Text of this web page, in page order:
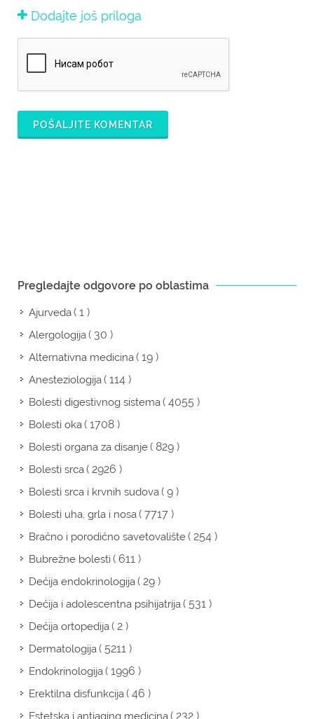
Dodajte još priloga
POŠALJITE KOMENTAR
Pregledajte odgovore po oblastima
Ajurveda( 1 )
Alergologija( 30 )
Alternativna medicina( 19 )
Anesteziologija( 114 )
Bolesti digestivnog sistema( 4055 )
Bolesti oka( 1708 )
Bolesti organa za disanje( 829 )
Bolesti srca( 2926 )
Bolesti srca i krvnih sudova( 9 )
Bolesti uha, grla i nosa( 7717 )
Bračno i porodično savetovalište( 254 )
Bubrežne bolesti( 611 )
Dečija endokrinologija( 29 )
Dečija i adolescentna psihijatrija( 531 )
Dečija ortopedija( 2 )
Dermatologija( 5211 )
Endokrinologija( 1996 )
Erektilna disfunkcija( 46 )
Estetska i antiaging medicina ( 232 )